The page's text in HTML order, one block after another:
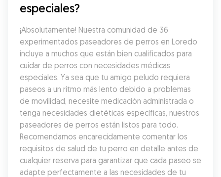
especiales?
¡Absolutamente! Nuestra comunidad de 36
experimentados paseadores de perros en Loredo
incluye a muchos que están bien cualificados para
cuidar de perros con necesidades médicas
especiales. Ya sea que tu amigo peludo requiera
paseos a un ritmo más lento debido a problemas
de movilidad, necesite medicación administrada o
tenga necesidades dietéticas específicas, nuestros
paseadores de perros están listos para todo.
Recomendamos encarecidamente comentar los
requisitos de salud de tu perro en detalle antes de
cualquier reserva para garantizar que cada paseo se
adapte perfectamente a las necesidades de tu